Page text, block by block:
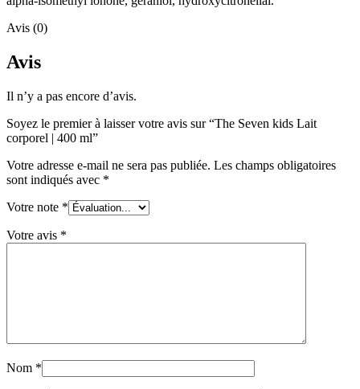
Avis (0)
Avis
Il n’y a pas encore d’avis.
Soyez le premier à laisser votre avis sur “The Seven kids Lait
corporel | 400 ml”
Votre adresse e-mail ne sera pas publiée. Les champs obligatoires
sont indiqués avec *
Votre note *
Votre avis *
Nom *